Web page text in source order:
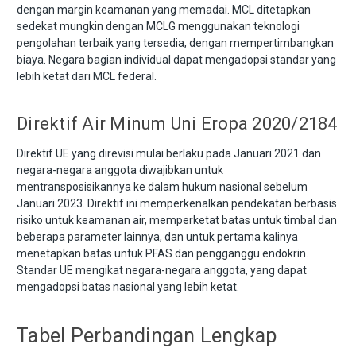
dengan margin keamanan yang memadai. MCL ditetapkan
sedekat mungkin dengan MCLG menggunakan teknologi
pengolahan terbaik yang tersedia, dengan mempertimbangkan
biaya. Negara bagian individual dapat mengadopsi standar yang
lebih ketat dari MCL federal.
Direktif Air Minum Uni Eropa 2020/2184
Direktif UE yang direvisi mulai berlaku pada Januari 2021 dan
negara-negara anggota diwajibkan untuk
mentransposisikannya ke dalam hukum nasional sebelum
Januari 2023. Direktif ini memperkenalkan pendekatan berbasis
risiko untuk keamanan air, memperketat batas untuk timbal dan
beberapa parameter lainnya, dan untuk pertama kalinya
menetapkan batas untuk PFAS dan pengganggu endokrin.
Standar UE mengikat negara-negara anggota, yang dapat
mengadopsi batas nasional yang lebih ketat.
Tabel Perbandingan Lengkap